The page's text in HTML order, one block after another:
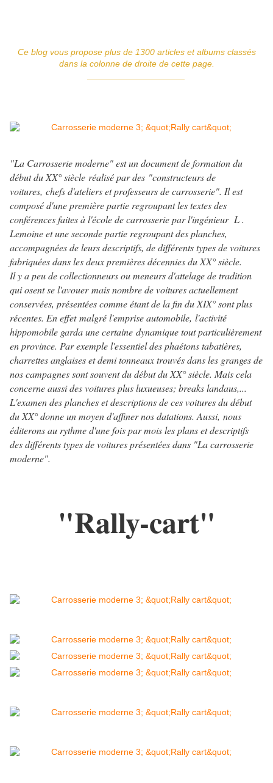
Ce blog vous propose plus de 1300 articles et albums classés
dans la colonne de droite de cette page.
"La Carrosserie moderne" est un document de formation du
début du XX° siècle réalisé par des "constructeurs de
voitures, chefs d'ateliers et professeurs de carrosserie". Il est
composé d'une première partie regroupant les textes des
conférences faites à l'école de carrosserie par l'ingénieur L .
Lemoine et une seconde partie regroupant des planches,
accompagnées de leurs descriptifs, de différents types de voitures
fabriquées dans les deux premières décennies du XX° siècle.
Il y a peu de collectionneurs ou meneurs d'attelage de tradition
qui osent se l'avouer mais nombre de voitures actuellement
conservées, présentées comme étant de la fin du XIX° sont plus
récentes. En effet malgré l'emprise automobile, l'activité
hippomobile garda une certaine dynamique tout particulièrement
en province. Par exemple l'essentiel des phaétons tabatières,
charrettes anglaises et demi tonneaux trouvés dans les granges de
nos campagnes sont souvent du début du XX° siècle. Mais cela
concerne aussi des voitures plus luxueuses; breaks landaus,...
L'examen des planches et descriptions de ces voitures du début
du XX° donne un moyen d'affiner nos datations. Aussi, nous
éditerons au rythme d'une fois par mois les plans et descriptifs
des différents types de voitures présentées dans "La carrosserie
moderne".
"Rally-cart"